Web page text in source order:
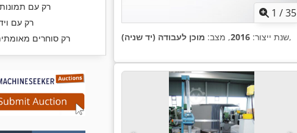
רק עם
רק עם
רק סוחרים
1 /35
שנת ייצור: 2016, מצב: מוכן לעבודה (יד שניה) ,